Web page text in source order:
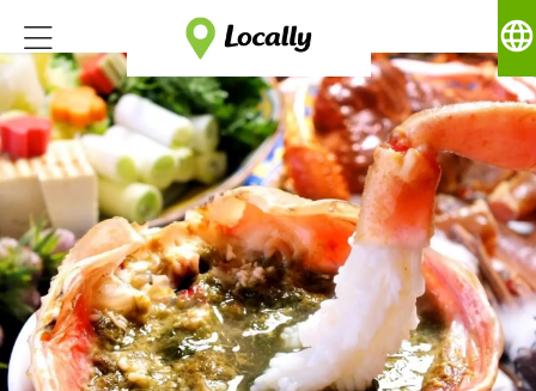
language